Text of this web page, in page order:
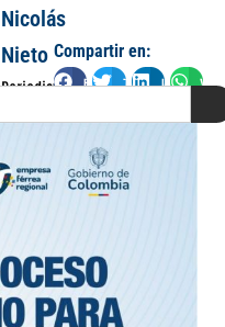
Nicolás
Nieto
Periodista
Compartir en:
FacebookTwitterLinkedIn